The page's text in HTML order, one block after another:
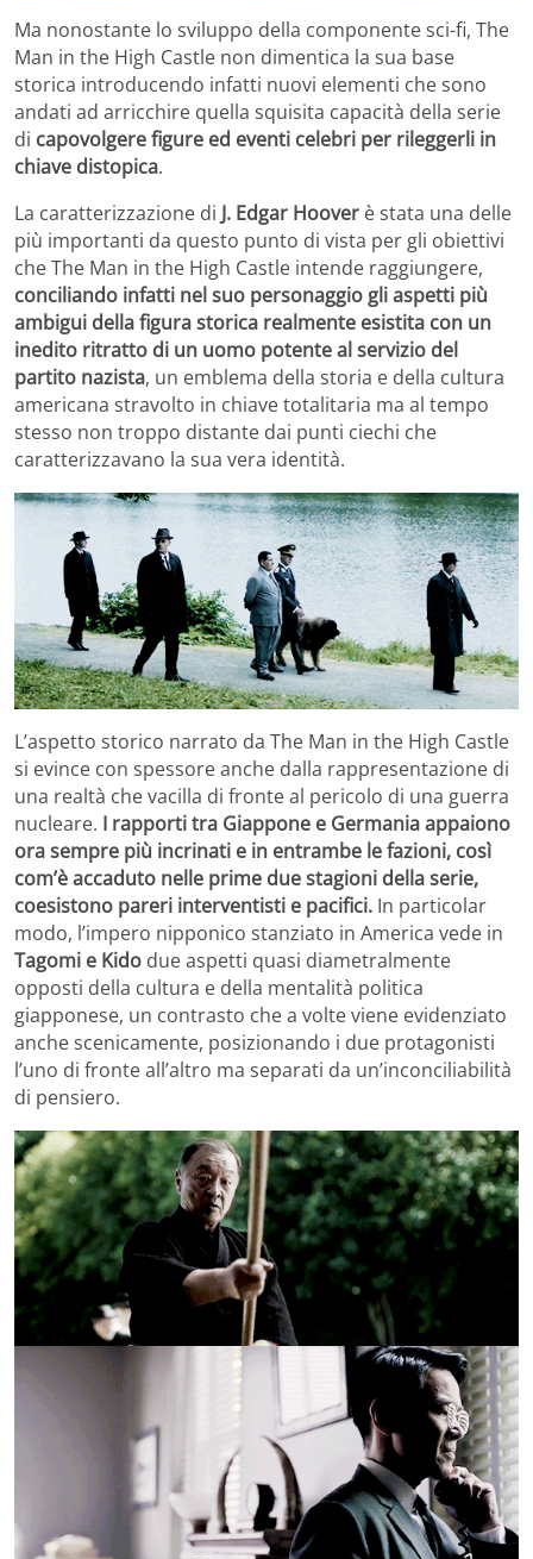
Ma nonostante lo sviluppo della componente sci-fi, The
Man in the High Castle non dimentica la sua base
storica introducendo infatti nuovi elementi che sono
andati ad arricchire quella squisita capacità della serie
di capovolgere figure ed eventi celebri per rileggerli in
chiave distopica.
La caratterizzazione di J. Edgar Hoover è stata una delle
più importanti da questo punto di vista per gli obiettivi
che The Man in the High Castle intende raggiungere,
conciliando infatti nel suo personaggio gli aspetti più
ambigui della figura storica realmente esistita con un
inedito ritratto di un uomo potente al servizio del
partito nazista, un emblema della storia e della cultura
americana stravolto in chiave totalitaria ma al tempo
stesso non troppo distante dai punti ciechi che
caratterizzavano la sua vera identità.
L’aspetto storico narrato da The Man in the High Castle
si evince con spessore anche dalla rappresentazione di
una realtà che vacilla di fronte al pericolo di una guerra
nucleare. I rapporti tra Giappone e Germania appaiono
ora sempre più incrinati e in entrambe le fazioni, così
com’è accaduto nelle prime due stagioni della serie,
coesistono pareri interventisti e pacifici. In particolar
modo, l’impero nipponico stanziato in America vede in
Tagomi e Kido due aspetti quasi diametralmente
opposti della cultura e della mentalità politica
giapponese, un contrasto che a volte viene evidenziato
anche scenicamente, posizionando i due protagonisti
l’uno di fronte all’altro ma separati da un’inconciliabilità
di pensiero.